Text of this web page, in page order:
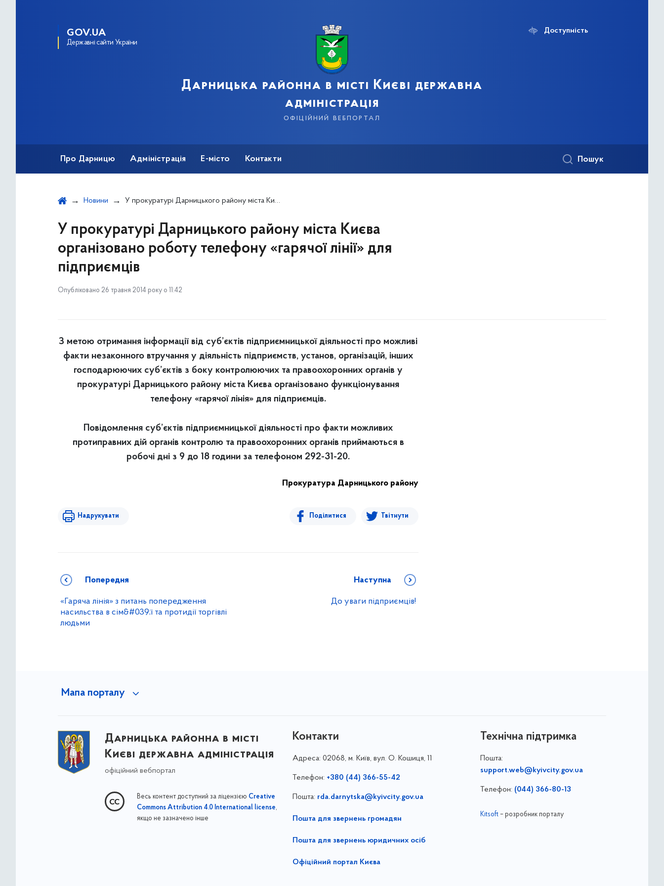
GOV.UA
Державні сайти України
Дарницька районна в місті Києві державна
адміністрація
офіційний вебпортал
Доступність
Про Дарницю Адміністрація Е-місто Контакти Пошук
Новини У прокуратурі Дарницького району міста Києва організовано роботу телефону «гарячої лінії» для підприємців
У прокуратурі Дарницького району міста Києва
організовано роботу телефону «гарячої лінії» для
підприємців
Опубліковано 26 травня 2014 року о 11:42
З метою отримання інформації від суб’єктів підприємницької діяльності про можливі
факти незаконного втручання у діяльність підприємств, установ, організацій, інших
господарюючих суб’єктів з боку контролюючих та правоохоронних органів у
прокуратурі Дарницького району міста Києва організовано функціонування
телефону «гарячої лінія» для підприємців.
Повідомлення суб’єктів підприємницької діяльності про факти можливих
протиправних дій органів контролю та правоохоронних органів приймаються в
робочі дні з 9 до 18 години за телефоном 292-31-20.
Прокуратура Дарницького району
Надрукувати Поділитися Твітнути
Попередня
«Гаряча лінія» з питань попередження
насильства в сім&#039;ї та протидії торгівлі
людьми
Наступна
До уваги підприємців!
Мапа порталу
Дарницька районна в місті
Києві державна адміністрація
офіційний вебпортал
Весь контент доступний за ліцензією Creative
Commons Attribution 4.0 International license,
якщо не зазначено інше
Контакти
Адреса: 02068, м. Київ, вул. О. Кошиця, 11
Телефон: +380 (44) 366-55-42
Пошта: rda.darnytska@kyivcity.gov.ua
Пошта для звернень громадян
Пошта для звернень юридичних осіб
Офіційний портал Києва
Технічна підтримка
Пошта:
support.web@kyivcity.gov.ua
Телефон: (044) 366-80-13
Kitsoft– розробник порталу